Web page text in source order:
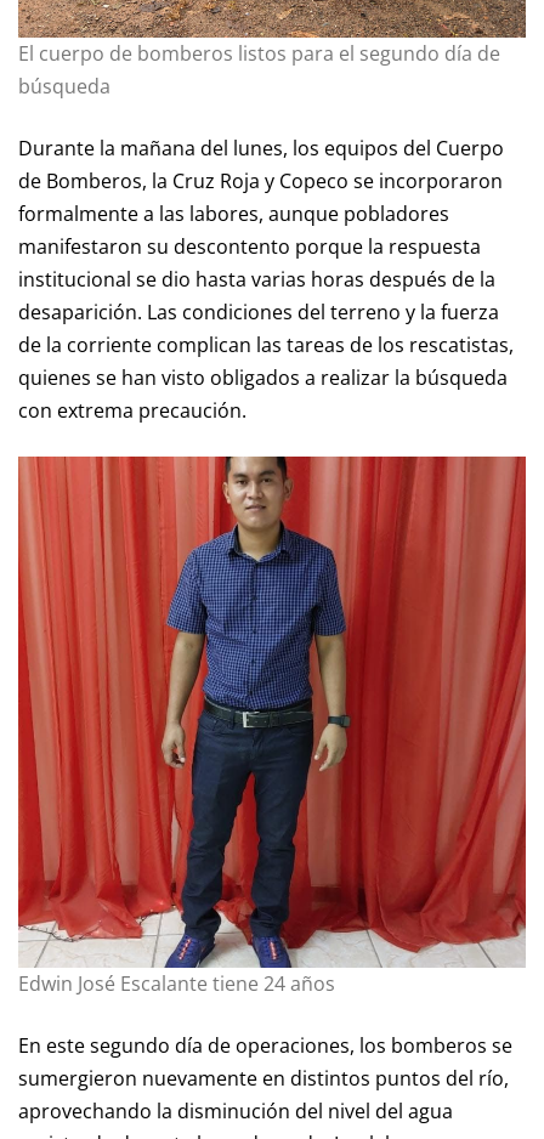
El cuerpo de bomberos listos para el segundo día de
búsqueda
Durante la mañana del lunes, los equipos del Cuerpo
de Bomberos, la Cruz Roja y Copeco se incorporaron
formalmente a las labores, aunque pobladores
manifestaron su descontento porque la respuesta
institucional se dio hasta varias horas después de la
desaparición. Las condiciones del terreno y la fuerza
de la corriente complican las tareas de los rescatistas,
quienes se han visto obligados a realizar la búsqueda
con extrema precaución.
Edwin José Escalante tiene 24 años
En este segundo día de operaciones, los bomberos se
sumergieron nuevamente en distintos puntos del río,
aprovechando la disminución del nivel del agua